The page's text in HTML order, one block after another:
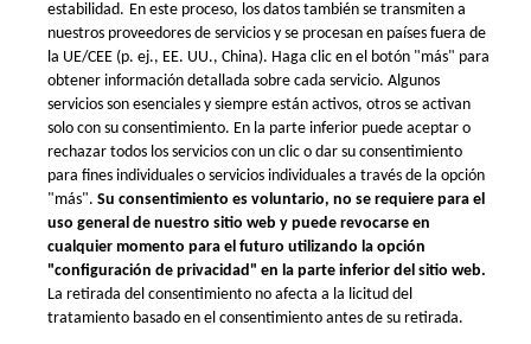
Generador de presupuestos
instantáneos
Condiciones del programa
de recompensas de Xometry
Protección de datos
Horario de atención al
cliente: 8AM–6PM (CET)
Xometry en el mundo
Xometry en el Reino Unido
Xometry en EE.UU.
Xometry en Turquía
Xometry en Asia